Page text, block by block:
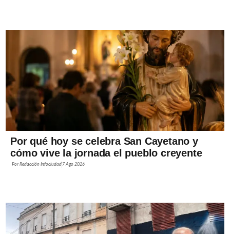
Por qué hoy se celebra San Cayetano y
cómo vive la jornada el pueblo creyente
PorRedacción Infociudad 7 Ago 2026